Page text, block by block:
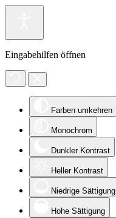
Eingabehilfen öffnen
Farben umkehren
Monochrom
Dunkler Kontrast
Heller Kontrast
Niedrige Sättigung
Hohe Sättigung